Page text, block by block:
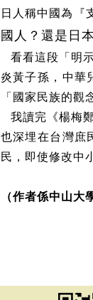
日人稱中國為『
國人？還是日
看看這段「明
炎黃子孫，中華
「國家民族的觀
我讀完《楊梅
也深埋在台灣庶
民，即使修改中
（作者係中山大